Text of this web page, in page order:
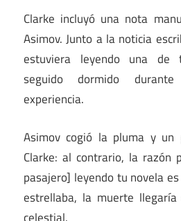
Clarke incluyó una nota
Asimov. Junto a la noticia
estuviera leyendo una de
seguido dormido
experiencia.
Asimov cogió la pluma y un
Clarke: al contrario, la razón
pasajero] leyendo tu novela
estrellaba, la muerte llegaría